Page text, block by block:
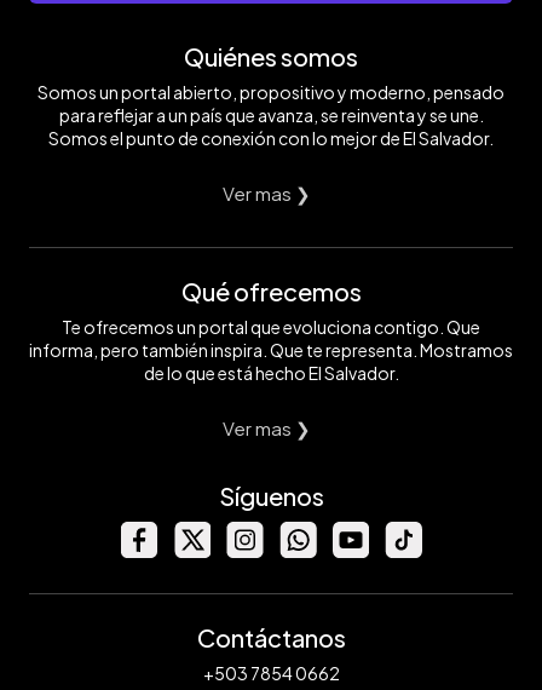
Quiénes somos
Somos un portal abierto, propositivo y moderno, pensado
para reflejar a un país que avanza, se reinventa y se une.
Somos el punto de conexión con lo mejor de El Salvador.
Ver mas ❯
Qué ofrecemos
Te ofrecemos un portal que evoluciona contigo. Que
informa, pero también inspira. Que te representa. Mostramos
de lo que está hecho El Salvador.
Ver mas ❯
Síguenos
Contáctanos
+503 7854 0662